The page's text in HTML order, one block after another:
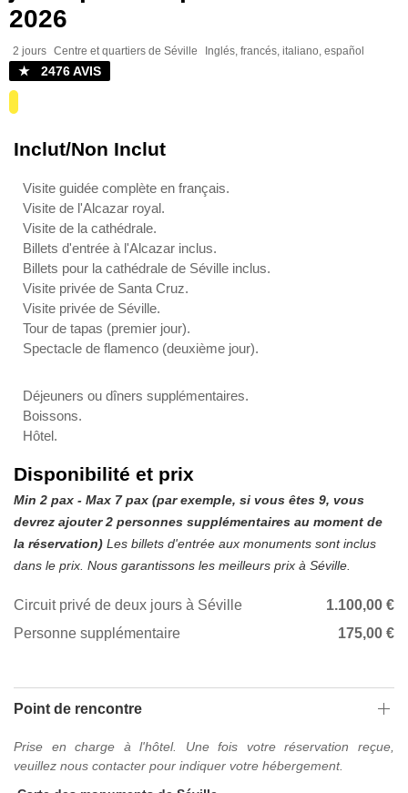
2026
2 jours Centre et quartiers de Séville Inglés, francés, italiano, español
★ 2476 AVIS
Inclut/Non Inclut
Visite guidée complète en français.
Visite de l'Alcazar royal.
Visite de la cathédrale.
Billets d'entrée à l'Alcazar inclus.
Billets pour la cathédrale de Séville inclus.
Visite privée de Santa Cruz.
Visite privée de Séville.
Tour de tapas (premier jour).
Spectacle de flamenco (deuxième jour).
Déjeuners ou dîners supplémentaires.
Boissons.
Hôtel.
Disponibilité et prix
Min 2 pax - Max 7 pax (par exemple, si vous êtes 9, vous
devrez ajouter 2 personnes supplémentaires au moment de
la réservation) Les billets d'entrée aux monuments sont inclus
dans le prix. Nous garantissons les meilleurs prix à Séville.
Circuit privé de deux jours à Séville
1.100,00 €
Personne supplémentaire
175,00 €
Point de rencontre
Prise en charge à l'hôtel. Une fois votre réservation reçue,
veuillez nous contacter pour indiquer votre hébergement.